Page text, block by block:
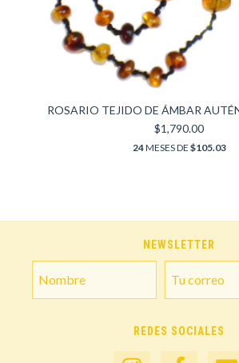
ROSARIO TEJIDO DE ÁMBAR
$1,790.00
24MESES DE $105.03
NEWSLETTER
REDES SOCIALES